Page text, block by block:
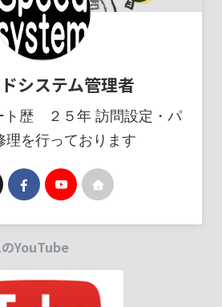
システム管理者
ト歴 ２５年 訪問設定・パ
理を行っております
YouTube